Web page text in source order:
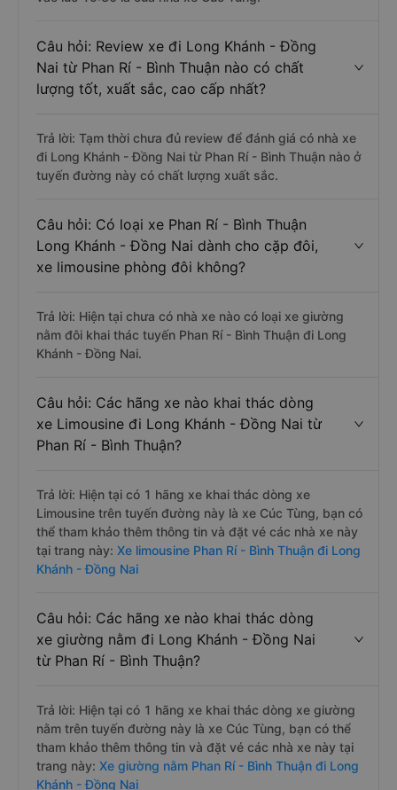
Câu hỏi: Review xe đi Long Khánh - Đồng
Nai từ Phan Rí - Bình Thuận nào có chất
lượng tốt, xuất sắc, cao cấp nhất?
Trả lời: Tạm thời chưa đủ review để đánh giá có nhà xe
đi Long Khánh - Đồng Nai từ Phan Rí - Bình Thuận nào ở
tuyến đường này có chất lượng xuất sắc.
Câu hỏi: Có loại xe Phan Rí - Bình Thuận
Long Khánh - Đồng Nai dành cho cặp đôi,
xe limousine phòng đôi không?
Trả lời: Hiện tại chưa có nhà xe nào có loại xe giường
nằm đôi khai thác tuyến Phan Rí - Bình Thuận đi Long
Khánh - Đồng Nai.
Câu hỏi: Các hãng xe nào khai thác dòng
xe Limousine đi Long Khánh - Đồng Nai từ
Phan Rí - Bình Thuận?
Trả lời: Hiện tại có 1 hãng xe khai thác dòng xe
Limousine trên tuyến đường này là xe Cúc Tùng, bạn có
thể tham khảo thêm thông tin và đặt vé các nhà xe này
tại trang này: Xe limousine Phan Rí - Bình Thuận đi Long
Khánh - Đồng Nai
Câu hỏi: Các hãng xe nào khai thác dòng
xe giường nằm đi Long Khánh - Đồng Nai
từ Phan Rí - Bình Thuận?
Trả lời: Hiện tại có 1 hãng xe khai thác dòng xe giường
nằm trên tuyến đường này là xe Cúc Tùng, bạn có thể
tham khảo thêm thông tin và đặt vé các nhà xe này tại
trang này: Xe giường nằm Phan Rí - Bình Thuận đi Long
Khánh - Đồng Nai